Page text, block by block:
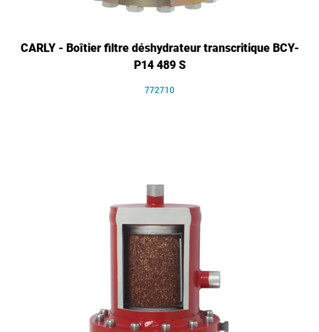
CARLY - Boîtier filtre déshydrateur transcritique BCY-
P14 489 S
772710